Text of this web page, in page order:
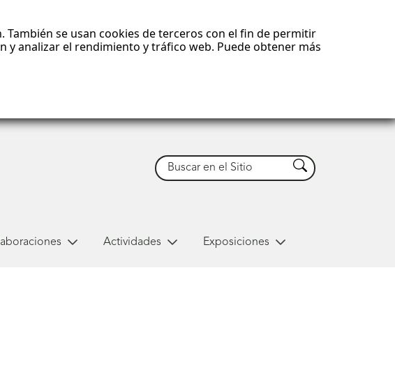
se usan cookies de terceros con el fin de permitir
y analizar el rendimiento y tráfico web. Puede obtener más
Buscar Buscar
Actividades Exposiciones